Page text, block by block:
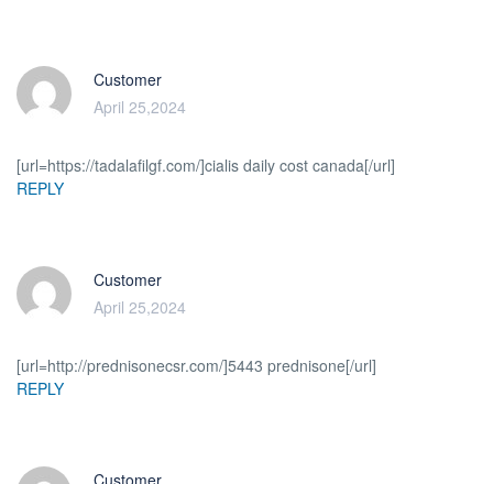
Customer
April 25,2024
[url=https://tadalafilgf.com/]cialis daily cost canada[/url]
REPLY
Customer
April 25,2024
[url=http://prednisonecsr.com/]5443 prednisone[/url]
REPLY